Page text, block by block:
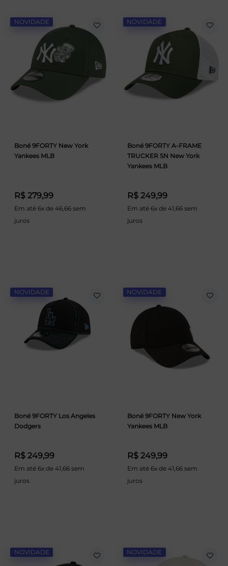
NOVIDADE
Boné 9FORTY New York
Yankees MLB
R$ 279,99
Em até 6x de 46,66 sem
juros
NOVIDADE
Boné 9FORTY A-FRAME
TRUCKER SN New York
Yankees MLB
R$ 249,99
Em até 6x de 41,66 sem
juros
NOVIDADE
Boné 9FORTY Los Angeles
Dodgers
R$ 249,99
Em até 6x de 41,66 sem
juros
NOVIDADE
Boné 9FORTY New York
Yankees MLB
R$ 249,99
Em até 6x de 41,66 sem
juros
NOVIDADE NOVIDADE